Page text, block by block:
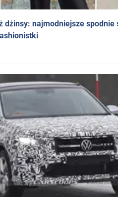
dżinsy: najmodniejsze spodnie